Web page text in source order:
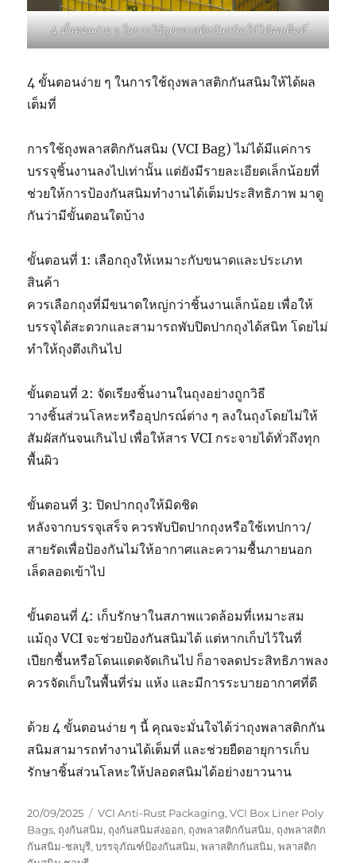
4 ขั้นตอนง่าย ๆ ในการใช้ถุงพลาสติกกันสนิมให้ได้ผลเต็มที่
4 ขั้นตอนง่าย ๆ ในการใช้ถุงพลาสติกกันสนิมให้ได้ผล
เต็มที่
การใช้ถุงพลาสติกกันสนิม (VCI Bag) ไม่ได้มีแค่การ
บรรจุชิ้นงานลงไปเท่านั้น แต่ยังมีรายละเอียดเล็กน้อยที่
ช่วยให้การป้องกันสนิมทำงานได้เต็มประสิทธิภาพ มาดู
กันว่ามีขั้นตอนใดบ้าง
ขั้นตอนที่ 1: เลือกถุงให้เหมาะกับขนาดและประเภท
สินค้า
ควรเลือกถุงที่มีขนาดใหญ่กว่าชิ้นงานเล็กน้อย เพื่อให้
บรรจุได้สะดวกและสามารถพับปิดปากถุงได้สนิท โดยไม่
ทำให้ถุงตึงเกินไป
ขั้นตอนที่ 2: จัดเรียงชิ้นงานในถุงอย่างถูกวิธี
วางชิ้นส่วนโลหะหรืออุปกรณ์ต่าง ๆ ลงในถุงโดยไม่ให้
สัมผัสกันจนเกินไป เพื่อให้สาร VCI กระจายได้ทั่วถึงทุก
พื้นผิว
ขั้นตอนที่ 3: ปิดปากถุงให้มิดชิด
หลังจากบรรจุเสร็จ ควรพับปิดปากถุงหรือใช้เทปกาว/
สายรัดเพื่อป้องกันไม่ให้อากาศและความชื้นภายนอก
เล็ดลอดเข้าไป
ขั้นตอนที่ 4: เก็บรักษาในสภาพแวดล้อมที่เหมาะสม
แม้ถุง VCI จะช่วยป้องกันสนิมได้ แต่หากเก็บไว้ในที่
เปียกชื้นหรือโดนแดดจัดเกินไป ก็อาจลดประสิทธิภาพลง
ควรจัดเก็บในพื้นที่ร่ม แห้ง และมีการระบายอากาศที่ดี
ด้วย 4 ขั้นตอนง่าย ๆ นี้ คุณจะมั่นใจได้ว่าถุงพลาสติกกัน
สนิมสามารถทำงานได้เต็มที่ และช่วยยืดอายุการเก็บ
รักษาชิ้นส่วนโลหะให้ปลอดสนิมได้อย่างยาวนาน
Posted
on
20/09/2025 Tags
VCI Anti-Rust Packaging,VCI Box Liner Poly
Bags, ถุงกันสนิม, ถุงกันสนิมส่งออก, ถุงพลาสติกกันสนิม, ถุงพลาสติก
กันสนิม-ชลบุรี,บรรจุภัณฑ์ป้องกันสนิม,พลาสติกกันสนิม,พลาสติก